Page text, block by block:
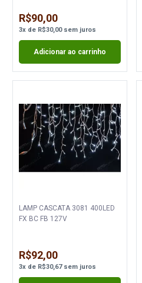
R$90,00
3x de R$30,00sem juros
Adicionar ao carrinho
LAMP CASCATA 3081 400LED
FX BC FB 127V
R$92,00
3x de R$30,67sem juros